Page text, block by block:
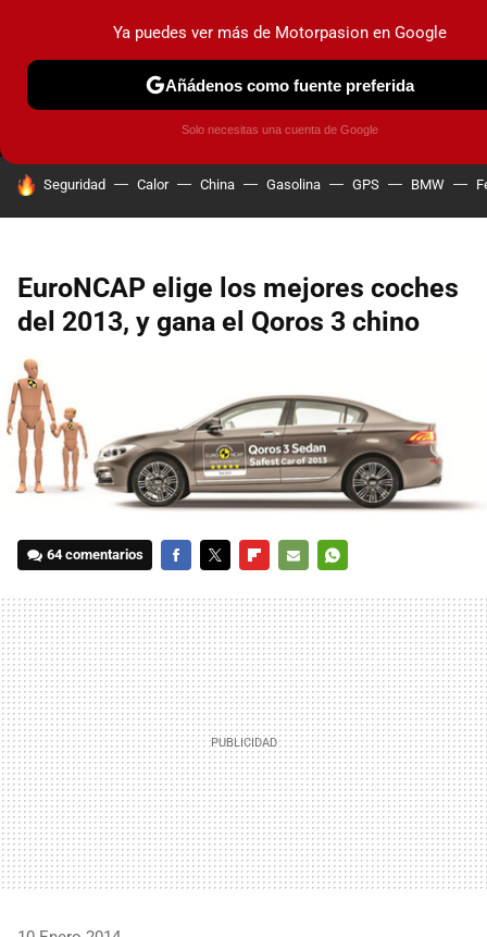
MENÚ NUEVO
COCHES ELÉCTRICOS OBSERVATORIO
HOY SE HABLA DE
Seguridad Calor China Gasolina GPS BMW
EuroNCAP elige los mejores coches
del 2013, y gana el Qoros 3 chino
64 comentarios
MAIL
Ya puedes ver más de Motorpasion en Google
Añádenos como fuente preferida
Solo necesitas una cuenta de Google